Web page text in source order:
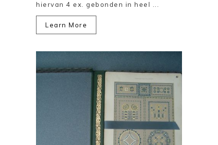
hiervan 4 ex. gebonden in heel ...
Learn More